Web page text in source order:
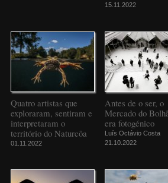
15.11.2022
Quatro artistas que
exploraram, sentiram e
interpretaram o
território do Naturcôa
01.11.2022
Antes de o ser, o
Mercado do
era fotogénico
Luís Octávio Costa
21.10.2022